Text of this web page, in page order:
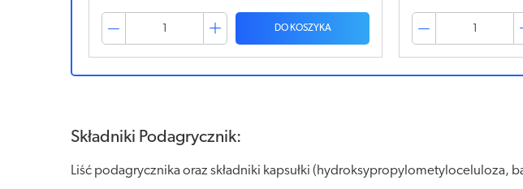
DO KOSZYKA
Składniki Podagrycznik:
Liść podagrycznika oraz składniki kapsułki